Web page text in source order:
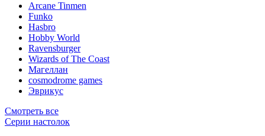
Arcane Tinmen
Funko
Hasbro
Hobby World
Ravensburger
Wizards of The Coast
Магеллан
сosmodrome games
Эврикус
Смотреть все
Серии настолок